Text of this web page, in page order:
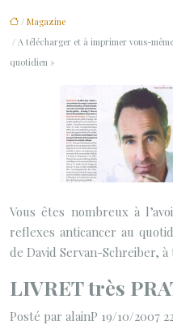
/ Magazine
/ A télécharger et à imprimer vous-
quotidien »
Vous êtes nombreux à
reflexes anticancer au
de David Servan-Schreiber,
LIVRET très
Posté par alainP 19/10/2007